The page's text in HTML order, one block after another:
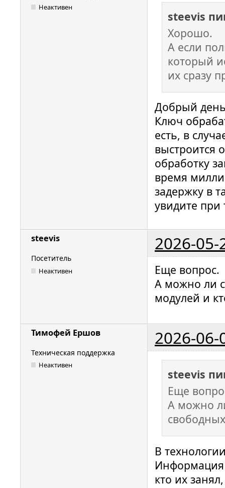
Неактивен
steevis
Хорошо.
А если
который
их сразу
Добрый
Ключ
есть, в
выстроится
обработку
время
задержку в
увидите при
steevis 2026-05-
Посетитель
Неактивен
Еще вопрос.
А можно ли
модулей и
Тимофей Ершов 2026-06-
Техническая поддержка
Неактивен
steevis
Еще
А можно
В
Информация
кто их